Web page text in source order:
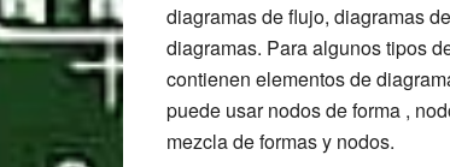
diagramas de flujo, diagramas
diagramas. Para algunos tipos
contienen elementos de
puede usar nodos de forma ,
mezcla de formas y nodos.